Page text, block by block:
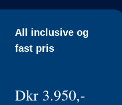
All inclusive og
fast pris
Dkr 3.950,-